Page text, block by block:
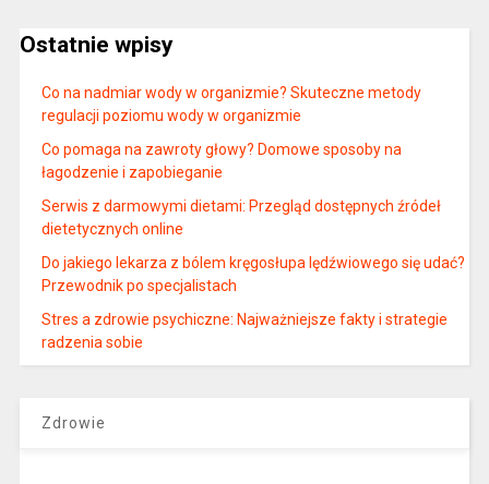
Ostatnie wpisy
Co na nadmiar wody w organizmie? Skuteczne metody
regulacji poziomu wody w organizmie
Co pomaga na zawroty głowy? Domowe sposoby na
łagodzenie i zapobieganie
Serwis z darmowymi dietami: Przegląd dostępnych źródeł
dietetycznych online
Do jakiego lekarza z bólem kręgosłupa lędźwiowego się udać?
Przewodnik po specjalistach
Stres a zdrowie psychiczne: Najważniejsze fakty i strategie
radzenia sobie
Zdrowie